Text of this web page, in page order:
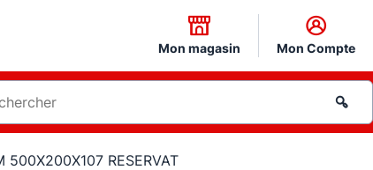
Mon magasin Mon Compte
500X200X107 RESERVAT